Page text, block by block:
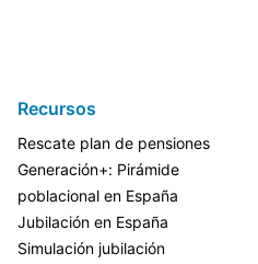
Recursos
Rescate plan de pensiones
Generación+: Pirámide
poblacional en España
Jubilación en España
Simulación jubilación